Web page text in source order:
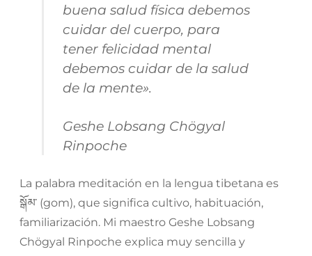
buena salud física debemos
cuidar del cuerpo, para
tener felicidad mental
debemos cuidar de la salud
de la mente».
Geshe Lobsang Chögyal
Rinpoche
La palabra meditación en la lengua tibetana es
སྒོམ་ (gom), que significa cultivo, habituación,
familiarización. Mi maestro Geshe Lobsang
Chögyal Rinpoche explica muy sencilla y